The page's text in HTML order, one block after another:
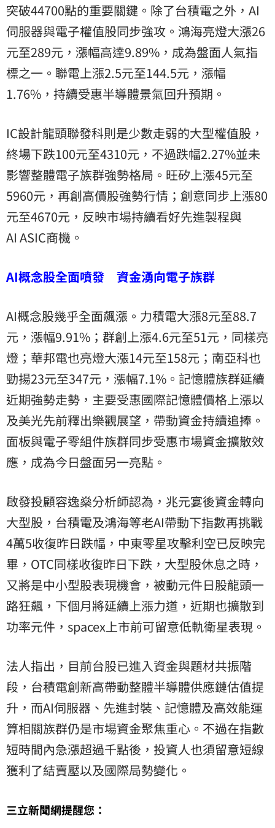
突破44700點的重要關鍵。除了台積電之外，AI
伺服器與電子權值股同步強攻。鴻海亮燈大漲26
元至289元，漲幅高達9.89%，成為盤面人氣指
標之一。聯電上漲2.5元至144.5元，漲幅
1.76%，持續受惠半導體景氣回升預期。
IC設計龍頭聯發科則是少數走弱的大型權值股，
終場下跌100元至4310元，不過跌幅2.27%並未
影響整體電子族群強勢格局。旺矽上漲45元至
5960元，再創高價股強勢行情；創意同步上漲80
元至4670元，反映市場持續看好先進製程與
AI ASIC商機。
AI概念股全面噴發 資金湧向電子族群
AI概念股幾乎全面飆漲。力積電大漲8元至88.7
元，漲幅9.91%；群創上漲4.6元至51元，同樣亮
燈；華邦電也亮燈大漲14元至158元；南亞科也
勁揚23元至347元，漲幅7.1%。記憶體族群延續
近期強勢走勢，主要受惠國際記憶體價格上漲以
及美光先前釋出樂觀展望，帶動資金持續追捧。
面板與電子零組件族群同步受惠市場資金擴散效
應，成為今日盤面另一亮點。
啟發投顧容逸燊分析師認為，兆元宴後資金轉向
大型股，台積電及鴻海等老AI帶動下指數再挑戰
4萬5收復昨日跌幅，中東零星攻擊利空已反映完
畢，OTC同樣收復昨日下跌，大型股休息之時，
又將是中小型股表現機會，被動元件日股龍頭一
路狂飆，下個月將延續上漲力道，近期也擴散到
功率元件，spacex上市前可留意低軌衛星表現。
法人指出，目前台股已進入資金與題材共振階
段，台積電創新高帶動整體半導體供應鏈估值提
升，而AI伺服器、先進封裝、記憶體及高效能運
算相關族群仍是市場資金聚焦重心。不過在指數
短時間內急漲超過千點後，投資人也須留意短線
獲利了結賣壓以及國際局勢變化。
三立新聞網提醒您：